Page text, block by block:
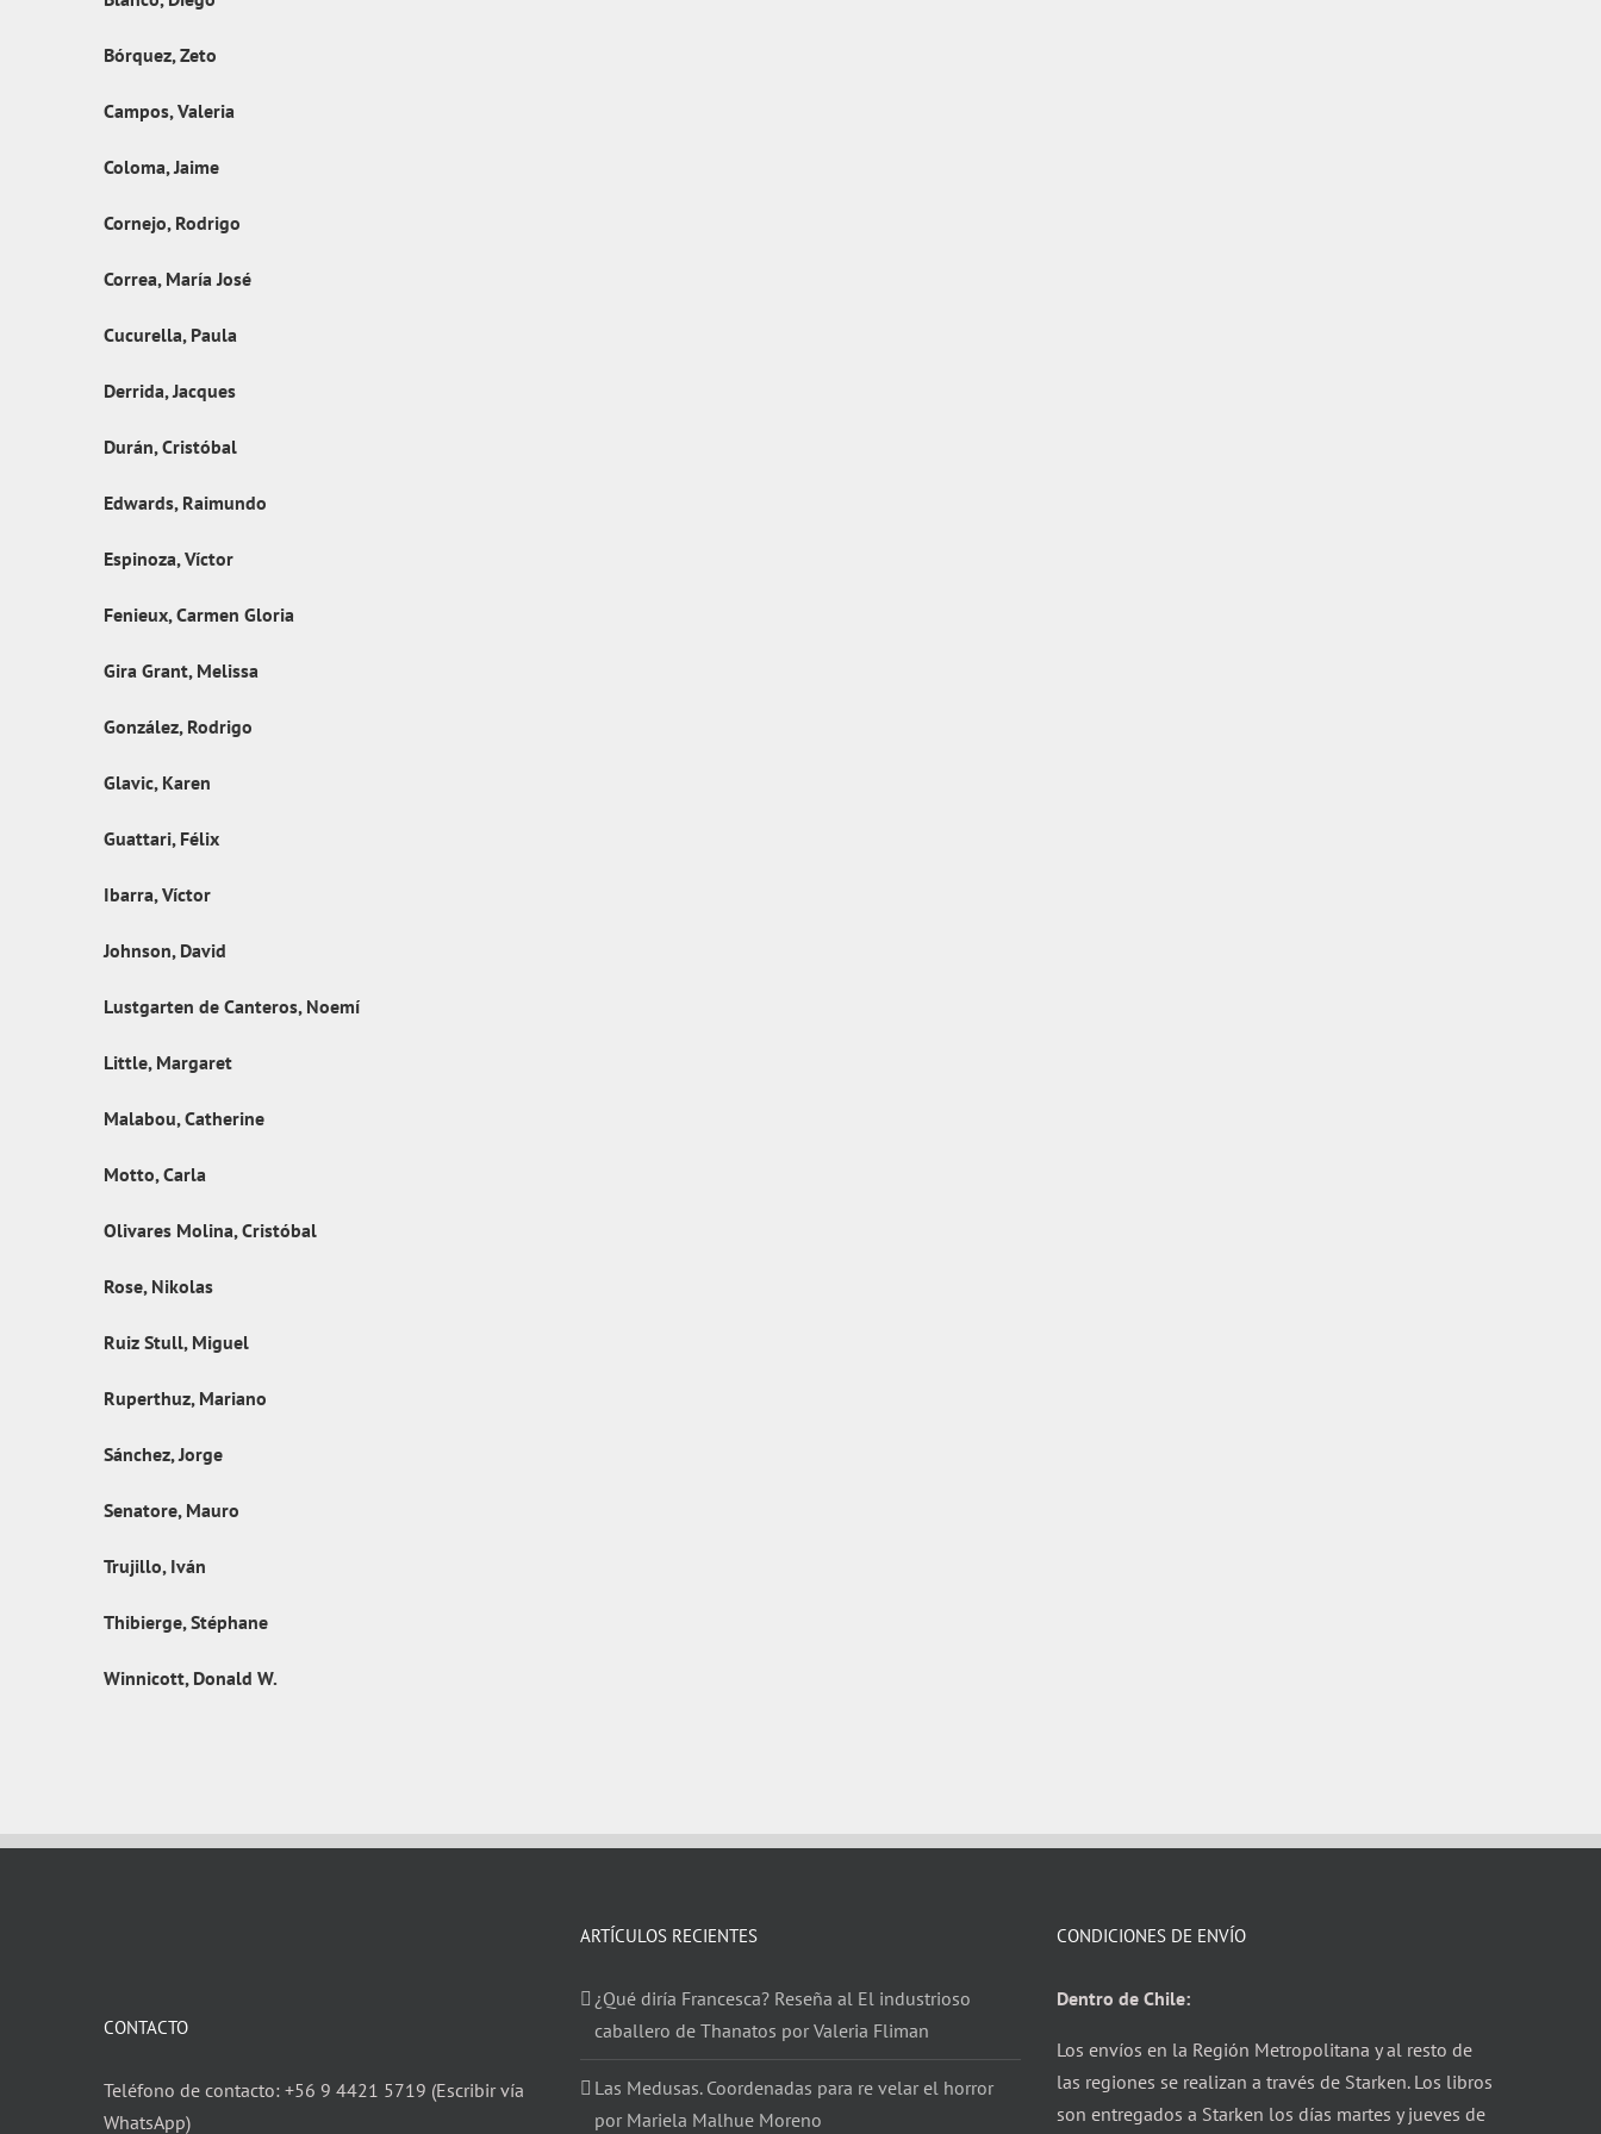
Bórquez, Zeto
Campos, Valeria
Coloma, Jaime
Cornejo, Rodrigo
Correa, María José
Cucurella, Paula
Derrida, Jacques
Durán, Cristóbal
Edwards, Raimundo
Espinoza, Víctor
Fenieux, Carmen Gloria
Gira Grant, Melissa
González, Rodrigo
Glavic, Karen
Guattari, Félix
Ibarra, Víctor
Johnson, David
Lustgarten de Canteros, Noemí
Little, Margaret
Malabou, Catherine
Motto, Carla
Olivares Molina, Cristóbal
Rose, Nikolas
Ruiz Stull, Miguel
Ruperthuz, Mariano
Sánchez, Jorge
Senatore, Mauro
Trujillo, Iván
Thibierge, Stéphane
Winnicott, Donald W.
CONTACTO
Teléfono de contacto: +56 9 4421 5719 (Escribir vía
WhatsApp)
ARTÍCULOS RECIENTES
¿Qué diría Francesca? Reseña al El industrioso
caballero de Thanatos por Valeria Fliman
Las Medusas. Coordenadas para re velar el horror
por Mariela Malhue Moreno
CONDICIONES DE ENVÍO
Dentro de Chile:
Los envíos en la Región Metropolitana y al resto de
las regiones se realizan a través de Starken. Los libros
son entregados a Starken los días martes y jueves de